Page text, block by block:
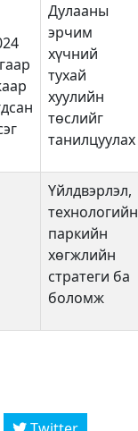
Дулааны
эрчим
хүчний
тухай
хуулийн
төслийг
танилцуулах
Үйлдвэрлэл,
технологийн
паркийн
хөгжлийн
стратеги ба
боломж